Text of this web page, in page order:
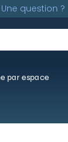
Une question ?
par espace